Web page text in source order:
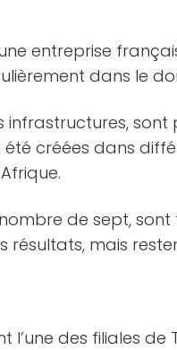
entreprise
dans le
infrastructures,
créées dans
de sept,
résultats, mais
l’une des filiales de